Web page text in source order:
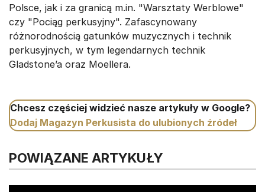
Polsce, jak i za granicą m.in. "Warsztaty Werblowe"
czy "Pociąg perkusyjny". Zafascynowany
różnorodnością gatunków muzycznych i technik
perkusyjnych, w tym legendarnych technik
Gladstone’a oraz Moellera.
Chcesz częściej widzieć nasze artykuły w Google?
Dodaj Magazyn Perkusista do ulubionych źródeł
POWIĄZANE ARTYKUŁY